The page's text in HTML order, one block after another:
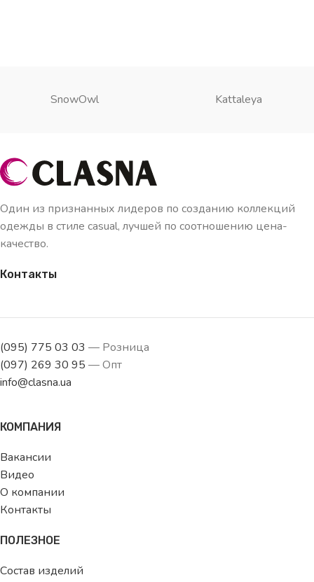
SnowOwl Kattaleya
Один из признанных лидеров по созданию коллекций
одежды в стиле casual, лучшей по соотношению цена-
качество.
Контакты
(095) 775 03 03 — Розница
(097) 269 30 95 — Опт
info@clasna.ua
КОМПАНИЯ
Вакансии
Видео
О компании
Контакты
ПОЛЕЗНОЕ
Состав изделий